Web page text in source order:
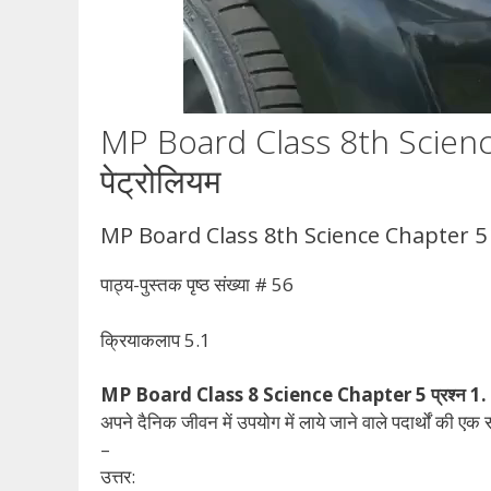
MP Board Class 8th
पेट्रोलियम
MP Board Class 8th Science Chapter 5
पाठ्य-पुस्तक पृष्ठ संख्या # 56
क्रियाकलाप 5.1
MP Board Class 8 Science Chapter 5 प्रश्न 1.
अपने दैनिक जीवन में उपयोग में लाये जाने वाले पदार्थों की एक
–
उत्तर: